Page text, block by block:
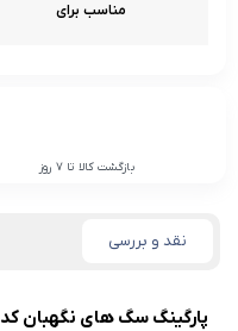
مناسب برای
بازگشت کالا تا 7 روز
نقد و بررسی
پارگینگ سگ های نگهبان کد 863